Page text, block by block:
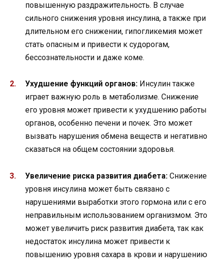
повышенную раздражительность. В случае
сильного снижения уровня инсулина, а также при
длительном его снижении, гипогликемия может
стать опасным и привести к судорогам,
бессознательности и даже коме.
Ухудшение функций органов: Инсулин также
играет важную роль в метаболизме. Снижение
его уровня может привести к ухудшению работы
органов, особенно печени и почек. Это может
вызвать нарушения обмена веществ и негативно
сказаться на общем состоянии здоровья.
Увеличение риска развития диабета: Снижение
уровня инсулина может быть связано с
нарушениями выработки этого гормона или с его
неправильным использованием организмом. Это
может увеличить риск развития диабета, так как
недостаток инсулина может привести к
повышению уровня сахара в крови и нарушению